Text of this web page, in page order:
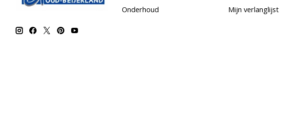
Onderhoud
Mijn verlanglijst